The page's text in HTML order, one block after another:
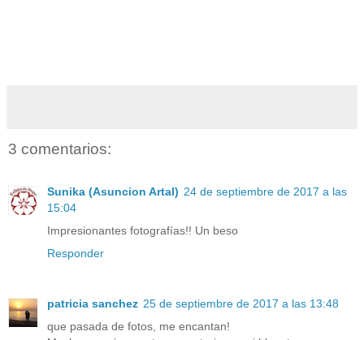
3 comentarios:
Sunika (Asuncion Artal) 24 de septiembre de 2017 a las
15:04
Impresionantes fotografías!! Un beso
Responder
patricia sanchez 25 de septiembre de 2017 a las 13:48
que pasada de fotos, me encantan!